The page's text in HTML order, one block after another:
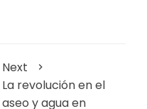
Next
La revolución en el
aseo y agua en